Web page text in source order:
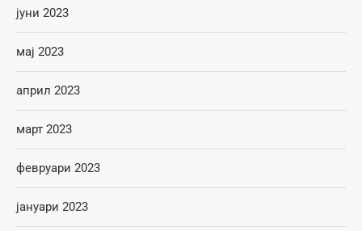
јуни 2023
мај 2023
април 2023
март 2023
февруари 2023
јануари 2023